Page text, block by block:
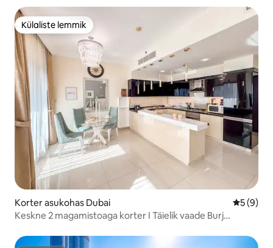
Külaliste lemmik
Külaliste lemmik
Korter asukohas Dubai
5 (9)
Keskne 2 magamistoaga korter I Täielik vaade Burj